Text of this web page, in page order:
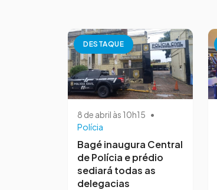
DESTAQUE
8 de abril às 10h15 •
Polícia
Bagé inaugura Central
de Polícia e prédio
sediará todas as
delegacias